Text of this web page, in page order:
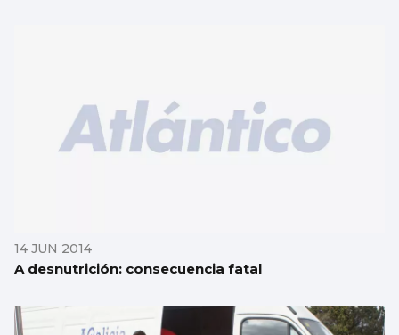
14 JUN 2014
A desnutrición: consecuencia fatal